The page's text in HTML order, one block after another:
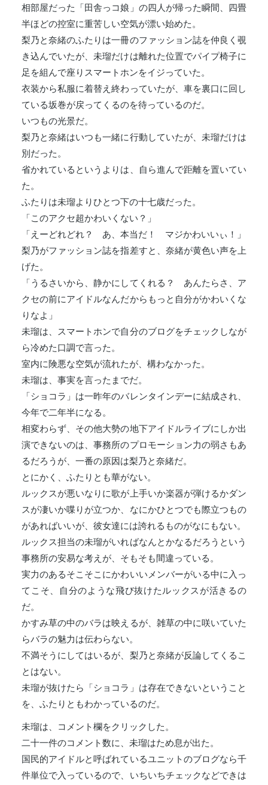
相部屋だった「田舎っコ娘」の四人が帰った瞬間、四畳
半ほどの控室に重苦しい空気が漂い始めた。
梨乃と奈緒のふたりは一冊のファッション誌を仲良く覗
き込んでいたが、未瑠だけは離れた位置でパイプ椅子に
足を組んで座りスマートホンをイジっていた。
衣装から私服に着替え終わっていたが、車を裏口に回し
ている坂巻が戻ってくるのを待っているのだ。
いつもの光景だ。
梨乃と奈緒はいつも一緒に行動していたが、未瑠だけは
別だった。
省かれているというよりは、自ら進んで距離を置いてい
た。
ふたりは未瑠よりひとつ下の十七歳だった。
「このアクセ超かわいくない？」
「えーどれどれ？ あ、本当だ！ マジかわいいぃ！」
梨乃がファッション誌を指差すと、奈緒が黄色い声を上
げた。
「うるさいから、静かにしてくれる？ あんたらさ、ア
クセの前にアイドルなんだからもっと自分がかわいくな
りなよ」
未瑠は、スマートホンで自分のブログをチェックしなが
ら冷めた口調で言った。
室内に険悪な空気が流れたが、構わなかった。
未瑠は、事実を言ったまでだ。
「ショコラ」は一昨年のバレンタインデーに結成され、
今年で二年半になる。
相変わらず、その他大勢の地下アイドルライブにしか出
演できないのは、事務所のプロモーション力の弱さもあ
るだろうが、一番の原因は梨乃と奈緒だ。
とにかく、ふたりとも華がない。
ルックスが悪いなりに歌が上手いか楽器が弾けるかダン
スが凄いか喋りが立つか、なにかひとつでも際立つもの
があればいいが、彼女達には誇れるものがなにもない。
ルックス担当の未瑠がいればなんとかなるだろうという
事務所の安易な考えが、そもそも間違っている。
実力のあるそこそこにかわいいメンバーがいる中に入っ
てこそ、自分のような飛び抜けたルックスが活きるの
だ。
かすみ草の中のバラは映えるが、雑草の中に咲いていた
らバラの魅力は伝わらない。
不満そうにしてはいるが、梨乃と奈緒が反論してくるこ
とはない。
未瑠が抜けたら「ショコラ」は存在できないということ
を、ふたりともわかっているのだ。
未瑠は、コメント欄をクリックした。
二十一件のコメント数に、未瑠はため息が出た。
国民的アイドルと呼ばれているユニットのブログなら千
件単位で入っているので、いちいちチェックなどできは